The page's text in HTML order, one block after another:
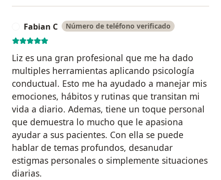
Fabian C Número de teléfono verificado
Liz es una gran profesional que me ha dado
multiples herramientas aplicando psicología
conductual. Esto me ha ayudado a manejar mis
emociones, hábitos y rutinas que transitan mi
vida a diario. Ademas, tiene un toque personal
que demuestra lo mucho que le apasiona
ayudar a sus pacientes. Con ella se puede
hablar de temas profundos, desanudar
estigmas personales o simplemente situaciones
diarias.